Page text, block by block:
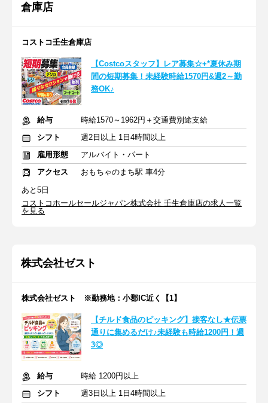
倉庫店
コストコ壬生倉庫店
【Costcoスタッフ】レア募集☆+*夏休み期
間の短期募集！未経験時給1570円&週2～勤
務OK♪
給与
時給1570～1962円＋交通費別途支給
シフト
週2日以上 1日4時間以上
雇用形態
アルバイト・パート
アクセス
おもちゃのまち駅 車4分
あと5日
コストコホールセールジャパン株式会社 壬生倉庫店の求人一覧
を見る
株式会社ゼスト
株式会社ゼスト ※勤務地：小郡IC近く【1】
【チルド食品のピッキング】接客なし★伝票
通りに集めるだけ♪未経験も時給1200円！週
3◎
給与
時給 1200円以上
シフト
週3日以上 1日4時間以上